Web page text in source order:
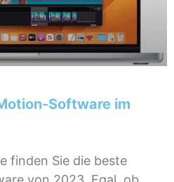
Software im
finden Sie die beste